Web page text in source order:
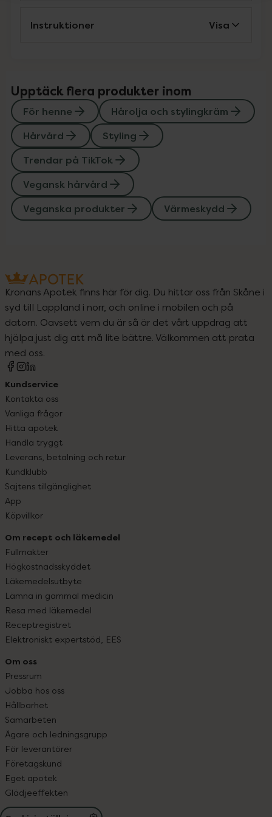
Instruktioner Visa
Upptäck flera produkter inom
För henne
Hårolja och stylingkräm
Hårvård
Styling
Trendar på TikTok
Vegansk hårvård
Veganska produkter
Värmeskydd
Kronans Apotek finns här för dig. Du hittar oss från Skåne i
syd till Lappland i norr, och online i mobilen och på
datorn. Oavsett vem du är så är det vårt uppdrag att
hjälpa just dig att må lite bättre. Välkommen att prata
med oss.
Kundservice
Kontakta oss
Vanliga frågor
Hitta apotek
Handla tryggt
Leverans, betalning och retur
Kundklubb
Sajtens tillgänglighet
App
Köpvillkor
Om recept och läkemedel
Fullmakter
Högkostnadsskyddet
Läkemedelsutbyte
Lämna in gammal medicin
Resa med läkemedel
Receptregistret
Elektroniskt expertstöd, EES
Om oss
Pressrum
Jobba hos oss
Hållbarhet
Samarbeten
Ägare och ledningsgrupp
För leverantörer
Företagskund
Eget apotek
Glädjeeffekten